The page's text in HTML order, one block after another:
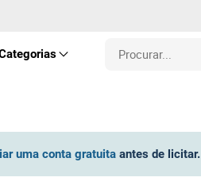
Veículos
uma conta gratuita antes de licitar.